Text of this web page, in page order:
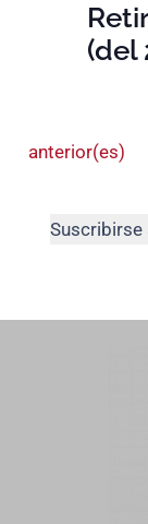
(del
Eventos
anterior(es)
Suscribirse